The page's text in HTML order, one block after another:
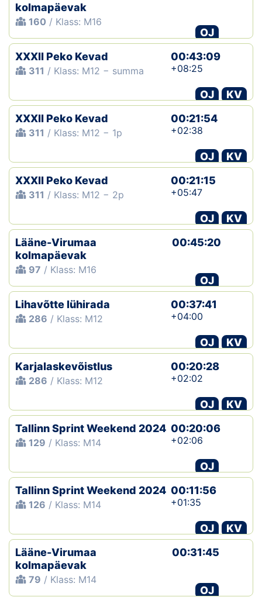
kolmapäevak
160 / Klass: M16
OJ
XXXII Peko Kevad
311 / Klass: M12 − summa
00:43:09
+08:25
OJ
KV
XXXII Peko Kevad
311 / Klass: M12 − 1p
00:21:54
+02:38
OJ
KV
XXXII Peko Kevad
311 / Klass: M12 − 2p
00:21:15
+05:47
OJ
KV
Lääne-Virumaa
kolmapäevak
97 / Klass: M16
00:45:20
OJ
Lihavõtte lühirada
286 / Klass: M12
00:37:41
+04:00
OJ
KV
Karjalaskevõistlus
286 / Klass: M12
00:20:28
+02:02
OJ
KV
Tallinn Sprint Weekend 2024
129 / Klass: M14
00:20:06
+02:06
OJ
Tallinn Sprint Weekend 2024
126 / Klass: M14
00:11:56
+01:35
OJ
KV
Lääne-Virumaa
kolmapäevak
79 / Klass: M14
00:31:45
OJ